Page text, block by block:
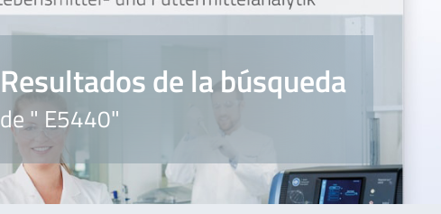
Resultados de la búsqueda
de " E5440"